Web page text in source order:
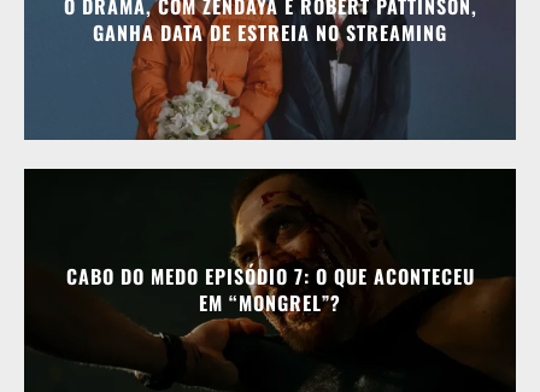
GANHA DATA DE ESTREIA NO STREAMING
CABO DO MEDO EPISÓDIO 7: O QUE ACONTECEU
EM “MONGREL”?